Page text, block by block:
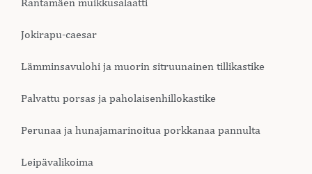
Jokirapu-caesar
Lämminsavulohi ja muorin sitruunainen tillikastike
Palvattu porsas ja paholaisenhillokastike
Perunaa ja hunajamarinoitua porkkanaa pannulta
Leipävalikoima